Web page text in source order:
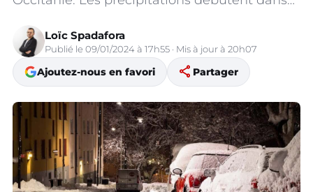
Loïc Spadafora
Publié le 09/01/2024 à 17h55 · Mis à jour à 20h07
Ajoutez-nous en favori share Partager